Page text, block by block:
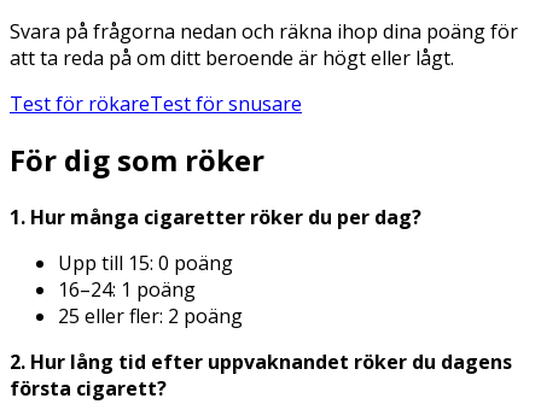
Svara på frågorna nedan och räkna ihop dina poäng för
att ta reda på om ditt beroende är högt eller lågt.
Test för rökareTest för snusare
För dig som röker
1. Hur många cigaretter röker du per dag?
Upp till 15: 0 poäng
16–24: 1 poäng
25 eller fler: 2 poäng
2. Hur lång tid efter uppvaknandet röker du dagens
första cigarett?